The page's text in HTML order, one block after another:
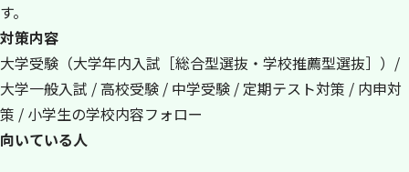
す。
対策内容
大学受験（大学年内入試［総合型選抜・学校推薦型選抜］）/
大学一般入試 / 高校受験 / 中学受験 / 定期テスト対策 / 内申対
策 / 小学生の学校内容フォロー
向いている人